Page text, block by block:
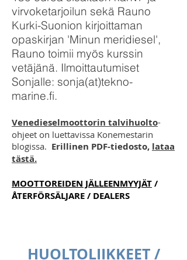
virvoketarjoilun sekä Rauno
Kurki-Suonion kirjoittaman
opaskirjan 'Minun meridiesel',
Rauno toimii myös kurssin
vetäjänä. Ilmoittautumiset
Sonjalle: sonja(at)tekno-
marine.fi.
Venedieselmoottorin talvihuolto-
ohjeet on luettavissa Konemestarin
blogissa. Erillinen PDF-tiedosto, lataa
tästä.
MOOTTOREIDEN JÄLLEENMYYJÄT/
ÅTERFÖRSÄLJARE / DEALERS
HUOLTOLIIKKEET /